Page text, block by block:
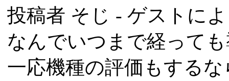
投稿者 そじ - ゲストに
なんでいつまで経って
一応機種の評価もする